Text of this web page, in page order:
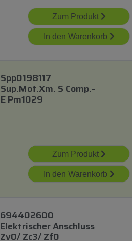
Zum Produkt
In den Warenkorb
Spp0198117
Sup.mot.xm. S Comp.-
E Pm1029
Zum Produkt
In den Warenkorb
694402600
Elektrischer Anschluss
Zv0/ Zc3/ Zf0